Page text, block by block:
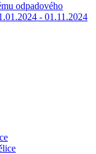
odpadového
- 01.11.2024